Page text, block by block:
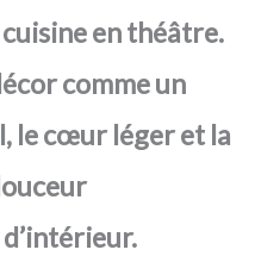
en théâtre.
comme un
le cœur léger et la